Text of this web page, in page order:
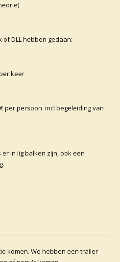
DLL hebben gedaan:
keer
per persoon incl begeleiding van
in iig balken zijn, ook een
komen. We hebben een trailer